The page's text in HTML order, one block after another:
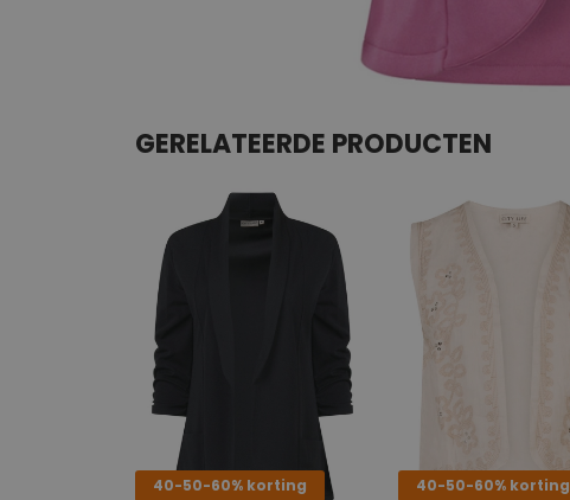
GERELATEERDE PRODUCTEN
40-50-60% korting 40-50-60% korting